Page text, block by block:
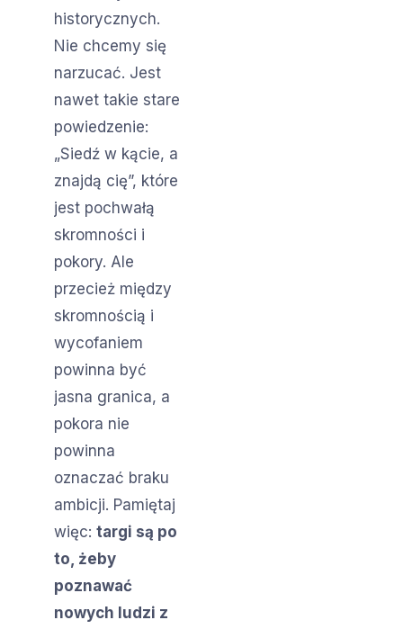
historycznych.
Nie chcemy się
narzucać. Jest
nawet takie stare
powiedzenie:
„Siedź w kącie, a
znajdą cię”, które
jest pochwałą
skromności i
pokory. Ale
przecież między
skromnością i
wycofaniem
powinna być
jasna granica, a
pokora nie
powinna
oznaczać braku
ambicji. Pamiętaj
więc: targi są po
to, żeby
poznawać
nowych ludzi z